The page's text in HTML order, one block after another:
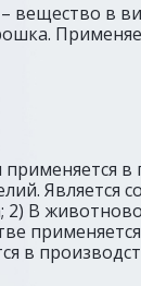
вещество в
в
Является
В
в